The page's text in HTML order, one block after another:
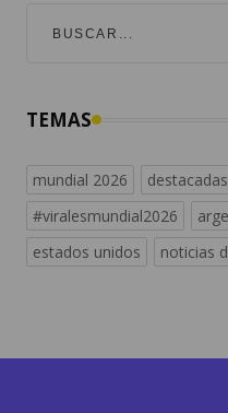
TEMAS
mundial 2026 destacadas
#viralesmundial2026
estados unidos
noticias